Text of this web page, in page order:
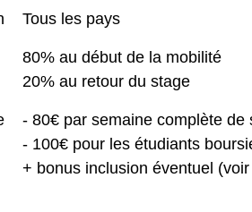
Tous les pays
80% au début de la mobilité
20% au retour du stage
- 80€ par semaine complète de
- 100€ pour les étudiants
+ bonus inclusion éventuel